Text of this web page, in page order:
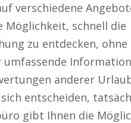
verschiedene
Möglichkeit, schnell die
zu entdecken, ohne
anderer
entscheiden,
gibt Ihnen die